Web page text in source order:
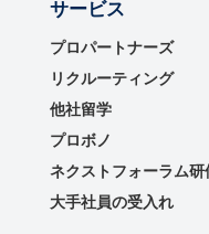
サービス
プロパートナーズ
リクルーティング
他社留学
プロボノ
ネクストフォーラム研
大手社員の受入れ